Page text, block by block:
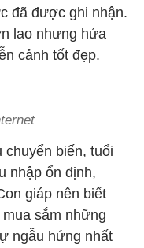
đã được ghi nhận.
lao nhưng hứa
cảnh tốt đẹp.
chuyển biến, tuổi
nhập ổn định,
giáp nên biết
sắm những
ngẫu hứng nhất